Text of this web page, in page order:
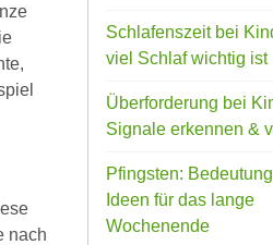
nach
Schlafenszeit bei
viel Schlaf wichtig ist
Überforderung bei
Signale erkennen &
Pfingsten:
Ideen für das lange
Wochenende